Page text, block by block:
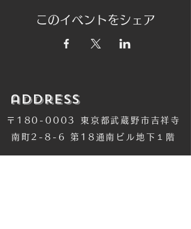
このイベントをシェア
​address
〒180-0003 東京都武蔵野市吉祥寺
南町2-8-6 第18通南ビル地下１階